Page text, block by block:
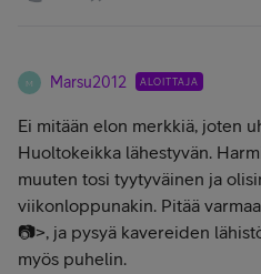
M Marsu2012 ALOITTAJA
Ei mitään elon merkkiä, joten
Huoltokeikka lähestyvän.
muuten tosi tyytyväinen ja
viikonloppunakin. Pitää
📷>, ja pysyä kavereiden
myös puhelin.